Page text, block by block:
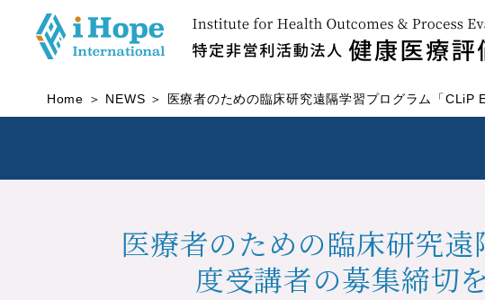
Home NEWS 医療者のための臨床研究遠隔学習プログラム「
医療者のための臨床研究
度受講者の募集締切